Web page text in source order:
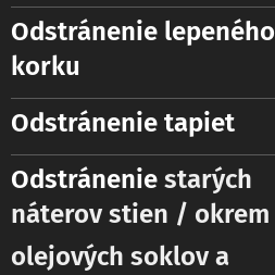
Odstránenie lepeného
korku
Odstránenie tapiet
Odstránenie starých
náterov stien / okrem
olejových soklov a